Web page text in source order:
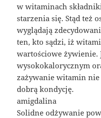
w witaminach
starzenia się. Stąd też
wyglądają
ten, kto sądzi, iż
wartościowe żywienie.
wysokokalorycznym
zażywanie witamin nie
dobrą kondycję.
amigdalina
Solidne odżywanie